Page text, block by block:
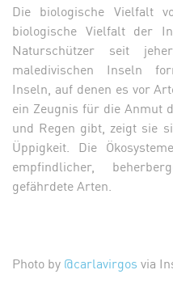
Die biologische Vielfalt
biologische Vielfalt der
Naturschützer seit
maledivischen Inseln
Inseln, auf denen es vor
ein Zeugnis für die Anmut
und Regen gibt, zeigt sie
Üppigkeit. Die
empfindlicher,
gefährdete Arten.
Photo by @carlavirgos via